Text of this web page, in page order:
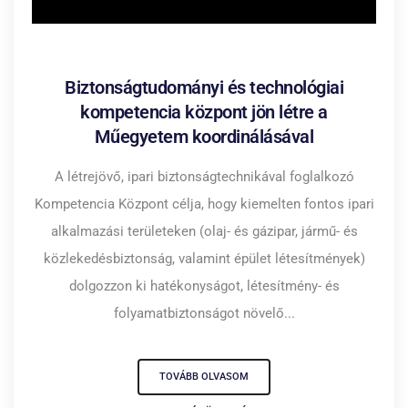
Biztonságtudományi és technológiai
kompetencia központ jön létre a
Műegyetem koordinálásával
A létrejövő, ipari biztonságtechnikával foglalkozó
Kompetencia Központ célja, hogy kiemelten fontos ipari
alkalmazási területeken (olaj- és gázipar, jármű- és
közlekedésbiztonság, valamint épület létesítmények)
dolgozzon ki hatékonyságot, létesítmény- és
folyamatbiztonságot növelő...
TOVÁBB OLVASOM